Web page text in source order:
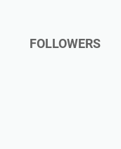
FOLLOWERS